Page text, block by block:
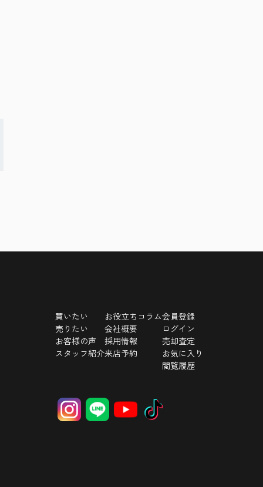
買いたい
売りたい
お客様の声
スタッフ紹介
お役立ちコラム
会社概要
採用情報
来店予約
会員登録
ログイン
売却査定
お気に入り
閲覧履歴